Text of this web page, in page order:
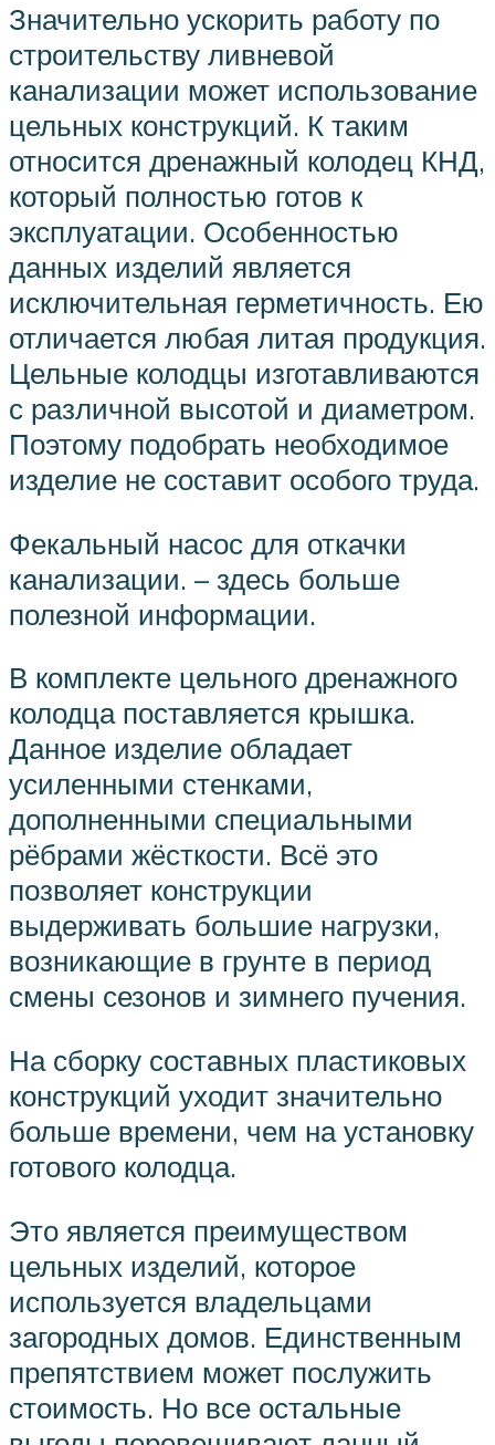
Значительно ускорить работу по
строительству ливневой
канализации может использование
цельных конструкций. К таким
относится дренажный колодец КНД,
который полностью готов к
эксплуатации. Особенностью
данных изделий является
исключительная герметичность. Ею
отличается любая литая продукция.
Цельные колодцы изготавливаются
с различной высотой и диаметром.
Поэтому подобрать необходимое
изделие не составит особого труда.
Фекальный насос для откачки
канализации. – здесь больше
полезной информации.
В комплекте цельного дренажного
колодца поставляется крышка.
Данное изделие обладает
усиленными стенками,
дополненными специальными
рёбрами жёсткости. Всё это
позволяет конструкции
выдерживать большие нагрузки,
возникающие в грунте в период
смены сезонов и зимнего пучения.
На сборку составных пластиковых
конструкций уходит значительно
больше времени, чем на установку
готового колодца.
Это является преимуществом
цельных изделий, которое
используется владельцами
загородных домов. Единственным
препятствием может послужить
стоимость. Но все остальные